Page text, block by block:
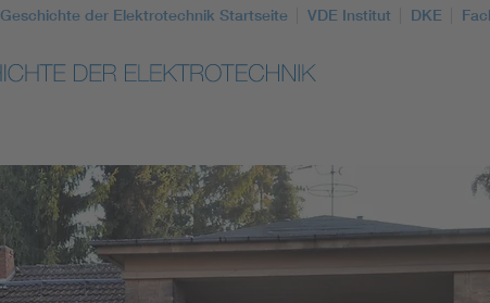
Geschichte der Elektrotechnik Startseite VDE Institut DKE